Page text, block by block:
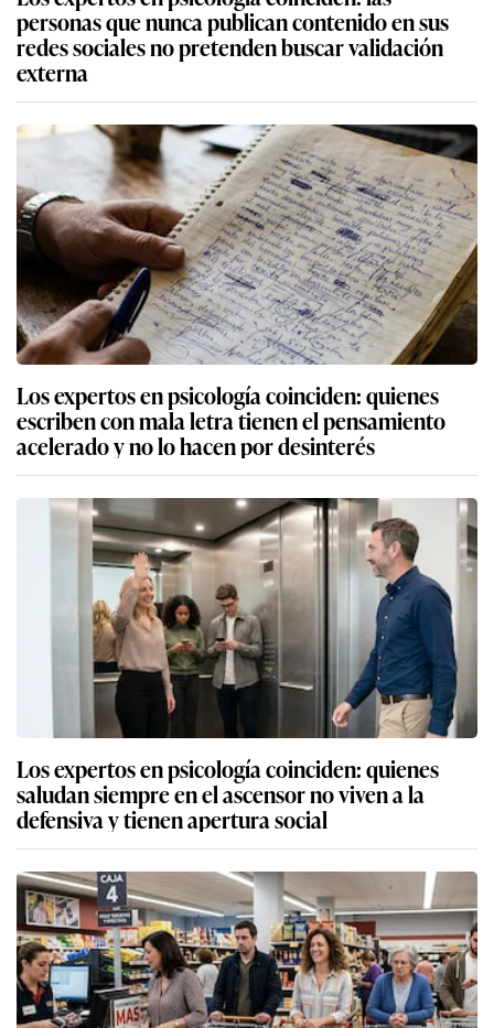
personas que nunca publican contenido en sus
redes sociales no pretenden buscar validación
externa
Los expertos en psicología coinciden: quienes
escriben con mala letra tienen el pensamiento
acelerado y no lo hacen por desinterés
Los expertos en psicología coinciden: quienes
saludan siempre en el ascensor no viven a la
defensiva y tienen apertura social